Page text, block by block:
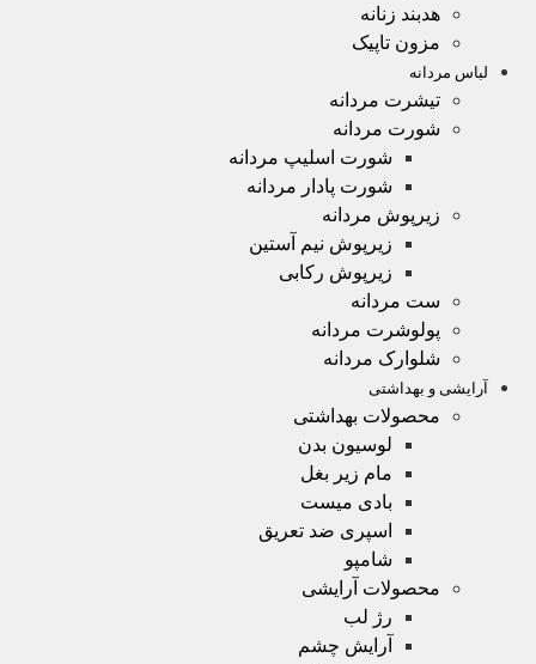
هدبند زنانه
مزون تاپیک
لباس مردانه
تیشرت مردانه
شورت مردانه
شورت اسلیپ مردانه
شورت پادار مردانه
زیرپوش مردانه
زیرپوش نیم آستین
زیرپوش رکابی
ست مردانه
پولوشرت مردانه
شلوارک مردانه
آرایشی و بهداشتی
محصولات بهداشتی
لوسیون بدن
مام زیر بغل
بادی میست
اسپری ضد تعریق
شامپو
محصولات آرایشی
رژ لب
آرایش چشم